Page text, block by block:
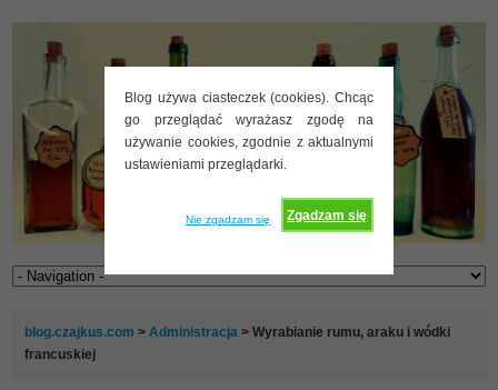
Blog używa ciasteczek (cookies). Chcąc
go przeglądać wyrażasz zgodę na
używanie cookies, zgodnie z aktualnymi
ustawieniami przeglądarki.
Zgadzam się
Nie zgadzam się
blog.czajkus.com > Administracja > Wyrabianie rumu, araku i wódki
francuskiej